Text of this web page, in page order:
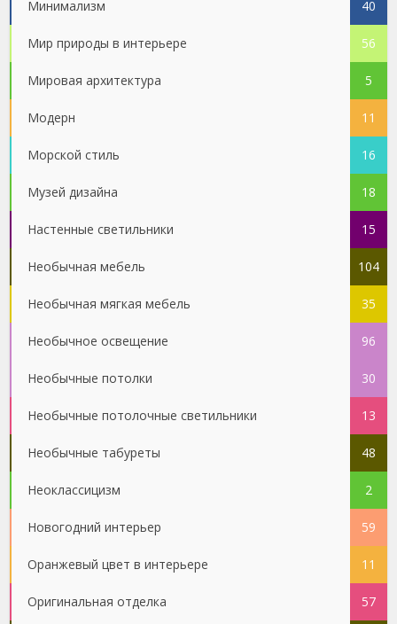
Минимализм 40
Мир природы в интерьере 56
Мировая архитектура 5
Модерн 11
Морской стиль 16
Музей дизайна 18
Настенные светильники 15
Необычная мебель 104
Необычная мягкая мебель 35
Необычное освещение 96
Необычные потолки 30
Необычные потолочные светильники 13
Необычные табуреты 48
Неоклассицизм 2
Новогодний интерьер 59
Оранжевый цвет в интерьере 11
Оригинальная отделка 57